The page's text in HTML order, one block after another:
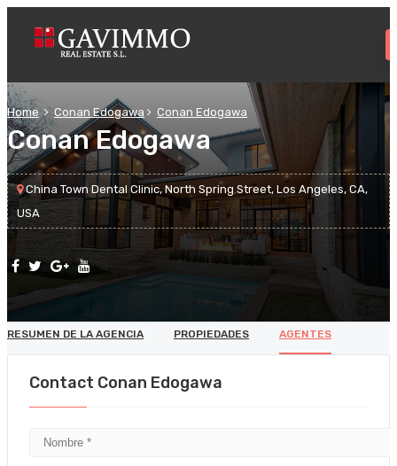
Home Conan Edogawa Conan Edogawa
Conan Edogawa
China Town Dental Clinic, North Spring Street, Los Angeles, CA,
USA
RESUMEN DE LA AGENCIA PROPIEDADES AGENTES
Contact Conan Edogawa